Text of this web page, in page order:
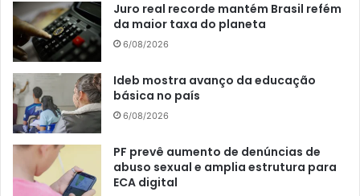
Juro real recorde mantém Brasil refém
da maior taxa do planeta
6/08/2026
Ideb mostra avanço da educação
básica no país
6/08/2026
PF prevê aumento de denúncias de
abuso sexual e amplia estrutura para
ECA digital